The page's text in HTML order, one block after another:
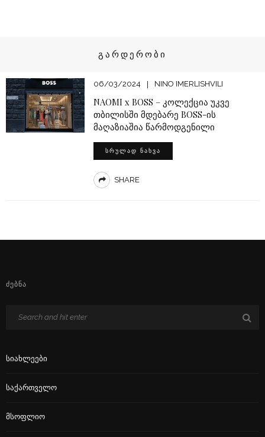
ᲒᲐᲠᲓᲔᲠᲝᲑᲘ
06/03/2024 NINO IMERLISHVILI
NAOMI x BOSS – კოლექცია უკვე
თბილისში მდებარე BOSS-ის
მაღაზიაშია წარმოდგენილი
ᲡᲠᲣᲚᲐᲓ ᲜᲐᲮᲕᲐ
SHARE
ᲫᲔᲑᲜᲐ
Სიახლეები
Საქართველო
Მსოფლიო